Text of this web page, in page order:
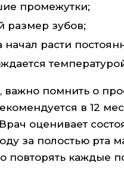
промежутки;
размер зубов;
расти
помнить о
в 12
оценивает
за полостью рта
повторять каждые